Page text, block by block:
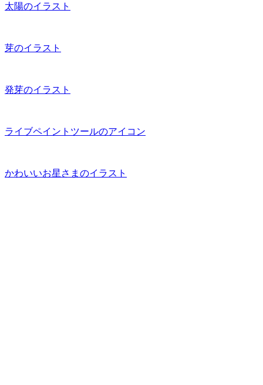
太陽のイラスト
芽のイラスト
発芽のイラスト
ライブペイントツールのアイコン
かわいいお星さまのイラスト